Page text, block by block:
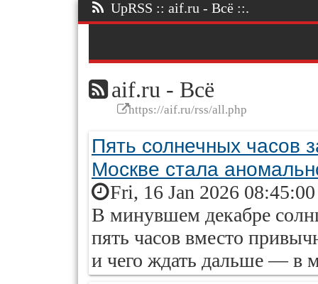
UpRSS :: aif.ru - Всё ::.
aif.ru - Всё
https://aif.ru/rss/all.php
Пять солнечных часов
Москве стала
Fri, 16 Jan 2026
В минувшем декабре
пять часов вместо
и чего ждать дальше — в